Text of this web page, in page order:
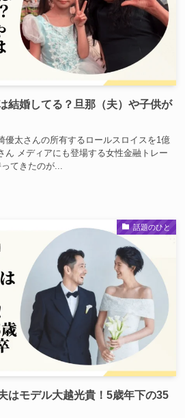
結婚してる？旦那（夫）や子供が
優太さんの所有するロールスロイスを1億
ん メディアにも登場する女性金融トレー
てきたのが...
話題のひと
はモデル大越光貴！5歳年下の35